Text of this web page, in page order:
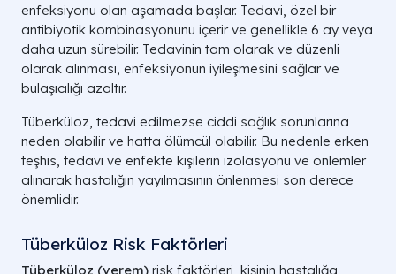
enfeksiyonu olan aşamada başlar. Tedavi, özel bir
antibiyotik kombinasyonunu içerir ve genellikle 6 ay veya
daha uzun sürebilir. Tedavinin tam olarak ve düzenli
olarak alınması, enfeksiyonun iyileşmesini sağlar ve
bulaşıcılığı azaltır.
Tüberküloz, tedavi edilmezse ciddi sağlık sorunlarına
neden olabilir ve hatta ölümcül olabilir. Bu nedenle erken
teşhis, tedavi ve enfekte kişilerin izolasyonu ve önlemler
alınarak hastalığın yayılmasının önlenmesi son derece
önemlidir.
Tüberküloz Risk Faktörleri
Tüberküloz (verem) risk faktörleri, kişinin hastalığa